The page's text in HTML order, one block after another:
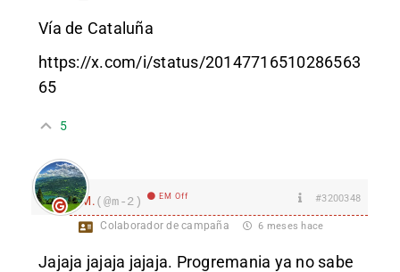
Vía de Cataluña
https://x.com/i/status/20147716510286563
65
5
M.(@m-2) EM Off #3200348
Colaborador de campaña 6 meses hace
Jajaja jajaja jajaja. Progremania ya no sabe